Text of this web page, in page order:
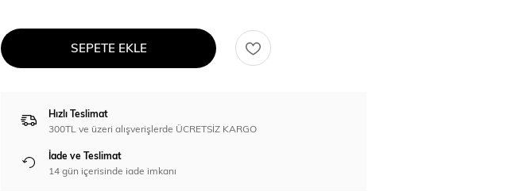
SEPETE EKLE
Hızlı Teslimat
300TL ve üzeri alışverişlerde ÜCRETSİZ KARGO
İade ve Teslimat
14 gün içerisinde iade imkanı